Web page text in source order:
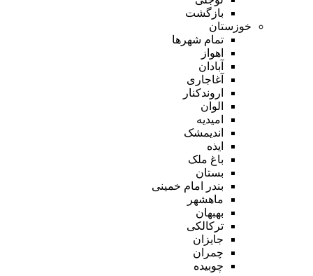
بازگشت
خوزستان
تمام شهر‌ها
اهواز
آبادان
آغاجاری
اروندکنار
الوان
امیدیه
اندیمشک
ایذه
باغ ملک
بستان
بندر امام خمینی
ماهشهر
بهبهان
ترکالکی
جایزان
چمران
چوبیده